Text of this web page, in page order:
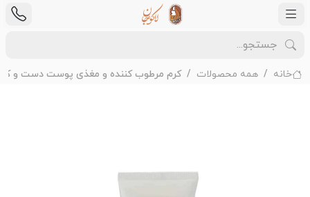
خانه همه محصولات کرم مرطوب کننده و مغذی پوست دست و